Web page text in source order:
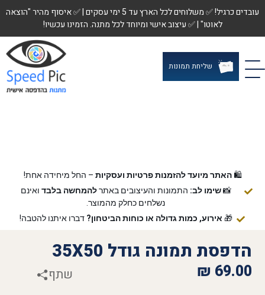
עובדים כרגיל! ✅ משלוחים לכל הארץ עד 5 ימי עסקים | ✅ איסוף מהיר "הוצאה
לאוטו" | ✅ עיצוב אישי ומיוחד לכל מתנה. הזמינו עכשיו!
שליחת תמונות
🛍️האתר מיועד להזמנות פרטיות ועסקיות – החל מיחידה אחת!
📸שימו לב: התמונות והעיצובים באתרלהמחשה בלבד ואינם
נשלחים כחלק מהמוצר.
🎁 אירוע, כמות גדולה או כוחות הביטחון? דברו איתנו להטבה!
הדפסת תמונה גודל 35X50
69.00
₪ שתף